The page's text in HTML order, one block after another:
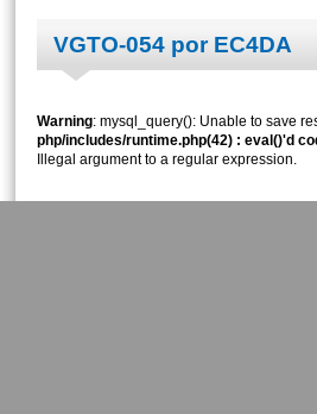
VGTO-054 por EC4DA
Warning: mysql_query(): Unable to save
php/includes/runtime.php(42) : eval()'d
Illegal argument to a regular expression.